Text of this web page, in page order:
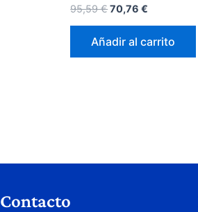
95,59€70,76€
Añadir al carrito
Contacto